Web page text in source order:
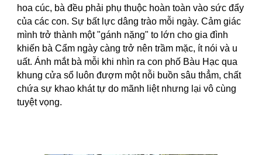
hoa cúc, bà đều phải phụ thuộc hoàn toàn vào sức đẩy
của các con. Sự bất lực dâng trào mỗi ngày. Cảm giác
mình trở thành một "gánh nặng" to lớn cho gia đình
khiến bà Cẩm ngày càng trở nên trầm mặc, ít nói và u
uất. Ánh mắt bà mỗi khi nhìn ra con phố Bàu Hạc qua
khung cửa sổ luôn đượm một nỗi buồn sâu thẳm, chất
chứa sự khao khát tự do mãnh liệt nhưng lại vô cùng
tuyệt vọng.